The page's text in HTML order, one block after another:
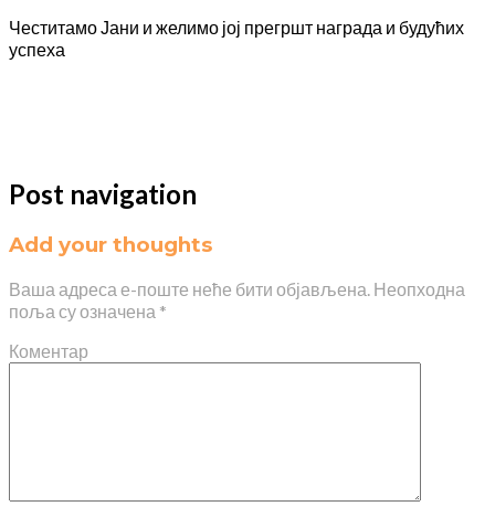
Честитамо Јани и желимо јој прегршт награда и будућих
успеха
Post navigation
Add your thoughts
Ваша адреса е-поште неће бити објављена. Неопходна
поља су означена *
Коментар